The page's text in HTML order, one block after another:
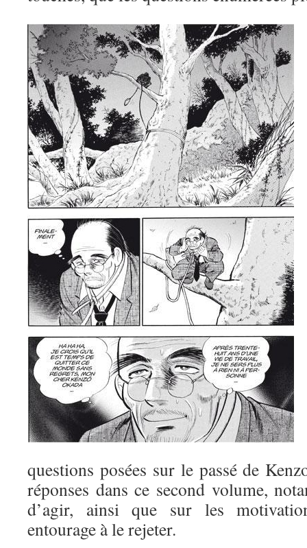
questions posées sur le passé de
réponses dans ce second volume,
d’agir, ainsi que sur les
entourage à le rejeter.